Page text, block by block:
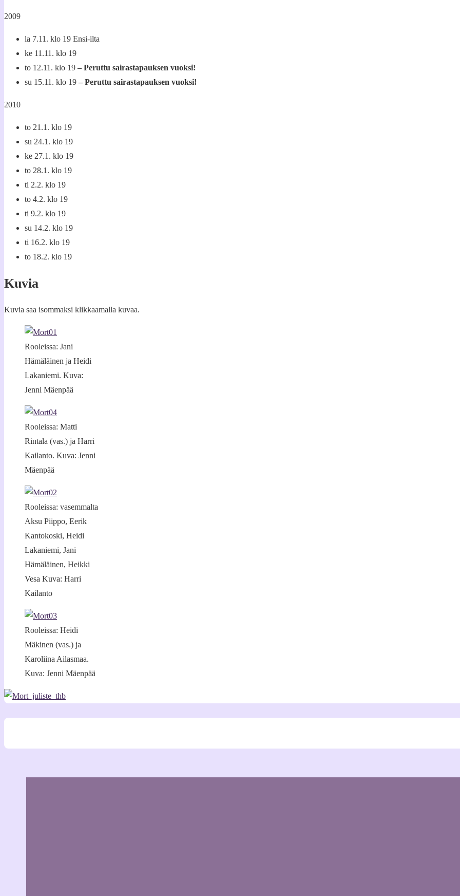
2009
la 7.11. klo 19 Ensi-ilta
ke 11.11. klo 19
to 12.11. klo 19 – Peruttu sairastapauksen vuoksi!
su 15.11. klo 19 – Peruttu sairastapauksen vuoksi!
2010
to 21.1. klo 19
su 24.1. klo 19
ke 27.1. klo 19
to 28.1. klo 19
ti 2.2. klo 19
to 4.2. klo 19
ti 9.2. klo 19
su 14.2. klo 19
ti 16.2. klo 19
to 18.2. klo 19
Kuvia
Kuvia saa isommaksi klikkaamalla kuvaa.
Rooleissa: Jani
Hämäläinen ja Heidi
Lakaniemi. Kuva:
Jenni Mäenpää
Rooleissa: Matti
Rintala (vas.) ja Harri
Kailanto. Kuva: Jenni
Mäenpää
Rooleissa: vasemmalta
Aksu Piippo, Eerik
Kantokoski, Heidi
Lakaniemi, Jani
Hämäläinen, Heikki
Vesa Kuva: Harri
Kailanto
Rooleissa: Heidi
Mäkinen (vas.) ja
Karoliina Ailasmaa.
Kuva: Jenni Mäenpää